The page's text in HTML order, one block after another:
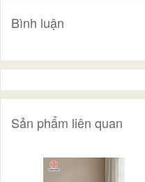
Bình luận
Sản phẩm liên quan